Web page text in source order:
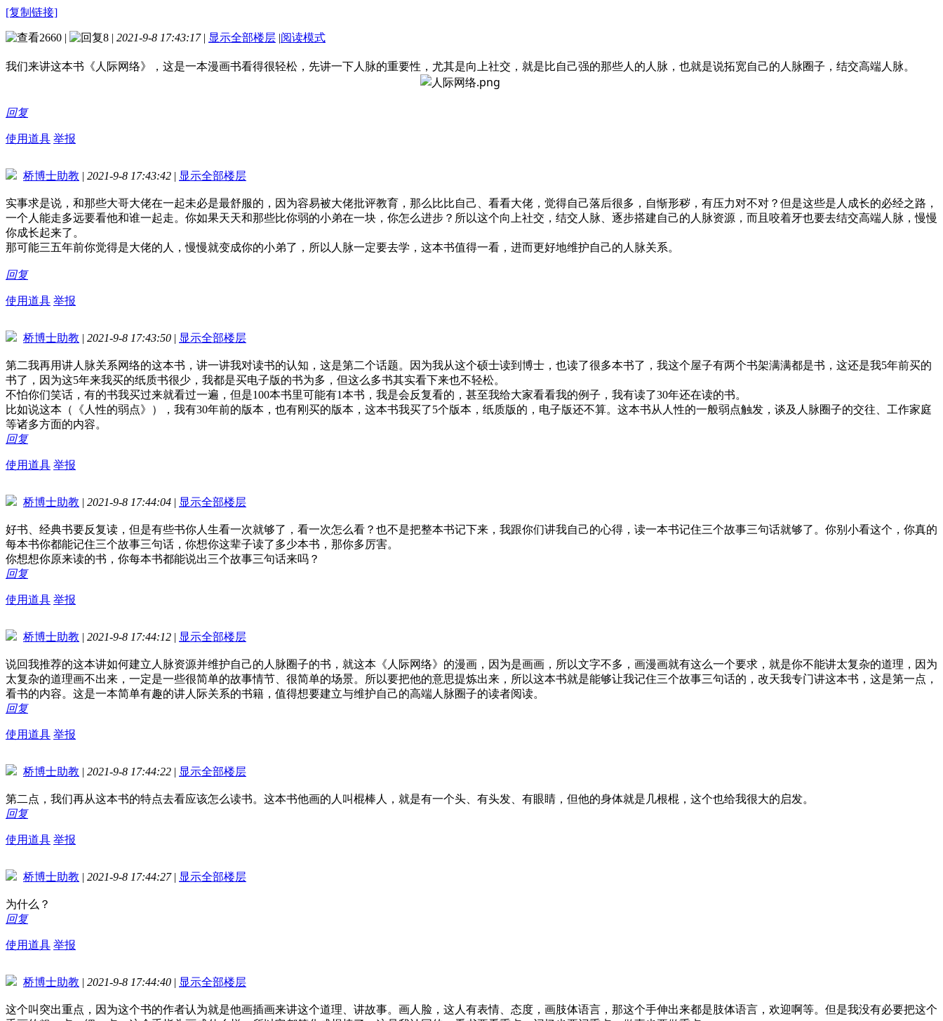
[复制链接]
2660 | 8 | 2021-9-8 17:43:17 | 显示全部楼层 |阅读模式
我们来讲这本书《人际网络》，这是一本漫画书看得很轻松，先讲一下人脉的重要性，尤其是向上社交，就是比自己强的那些人的人脉，也就是说拓宽自己的人脉圈子，结交高端人脉。
回复
使用道具 举报
桥博士助教 | 2021-9-8 17:43:42 | 显示全部楼层
实事求是说，和那些大哥大佬在一起未必是最舒服的，因为容易被大佬批评教育，那么比比自己、看看大佬，觉得自己落后很多，自惭形秽，有压力对不对？但是这些是人成长的必经之路，
一个人能走多远要看他和谁一起走。你如果天天和那些比你弱的小弟在一块，你怎么进步？所以这个向上社交，结交人脉、逐步搭建自己的人脉资源，而且咬着牙也要去结交高端人脉，慢慢
你成长起来了。
那可能三五年前你觉得是大佬的人，慢慢就变成你的小弟了，所以人脉一定要去学，这本书值得一看，进而更好地维护自己的人脉关系。
回复
使用道具 举报
桥博士助教 | 2021-9-8 17:43:50 | 显示全部楼层
第二我再用讲人脉关系网络的这本书，讲一讲我对读书的认知，这是第二个话题。因为我从这个硕士读到博士，也读了很多本书了，我这个屋子有两个书架满满都是书，这还是我5年前买的
书了，因为这5年来我买的纸质书很少，我都是买电子版的书为多，但这么多书其实看下来也不轻松。
不怕你们笑话，有的书我买过来就看过一遍，但是100本书里可能有1本书，我是会反复看的，甚至我给大家看看我的例子，我有读了30年还在读的书。
比如说这本（《人性的弱点》），我有30年前的版本，也有刚买的版本，这本书我买了5个版本，纸质版的，电子版还不算。这本书从人性的一般弱点触发，谈及人脉圈子的交往、工作家庭
等诸多方面的内容。
回复
使用道具 举报
桥博士助教 | 2021-9-8 17:44:04 | 显示全部楼层
好书、经典书要反复读，但是有些书你人生看一次就够了，看一次怎么看？也不是把整本书记下来，我跟你们讲我自己的心得，读一本书记住三个故事三句话就够了。你别小看这个，你真的
每本书你都能记住三个故事三句话，你想你这辈子读了多少本书，那你多厉害。
你想想你原来读的书，你每本书都能说出三个故事三句话来吗？
回复
使用道具 举报
桥博士助教 | 2021-9-8 17:44:12 | 显示全部楼层
说回我推荐的这本讲如何建立人脉资源并维护自己的人脉圈子的书，就这本《人际网络》的漫画，因为是画画，所以文字不多，画漫画就有这么一个要求，就是你不能讲太复杂的道理，因为
太复杂的道理画不出来，一定是一些很简单的故事情节、很简单的场景。所以要把他的意思提炼出来，所以这本书就是能够让我记住三个故事三句话的，改天我专门讲这本书，这是第一点，
看书的内容。这是一本简单有趣的讲人际关系的书籍，值得想要建立与维护自己的高端人脉圈子的读者阅读。
回复
使用道具 举报
桥博士助教 | 2021-9-8 17:44:22 | 显示全部楼层
第二点，我们再从这本书的特点去看应该怎么读书。这本书他画的人叫棍棒人，就是有一个头、有头发、有眼睛，但他的身体就是几根棍，这个也给我很大的启发。
回复
使用道具 举报
桥博士助教 | 2021-9-8 17:44:27 | 显示全部楼层
为什么？
回复
使用道具 举报
桥博士助教 | 2021-9-8 17:44:40 | 显示全部楼层
这个叫突出重点，因为这个书的作者认为就是他画插画来讲这个道理、讲故事。画人脸，这人有表情、态度，画肢体语言，那这个手伸出来都是肢体语言，欢迎啊等。但是我没有必要把这个